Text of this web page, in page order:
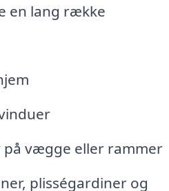
en lang række
vægge eller rammer
plisségardiner og